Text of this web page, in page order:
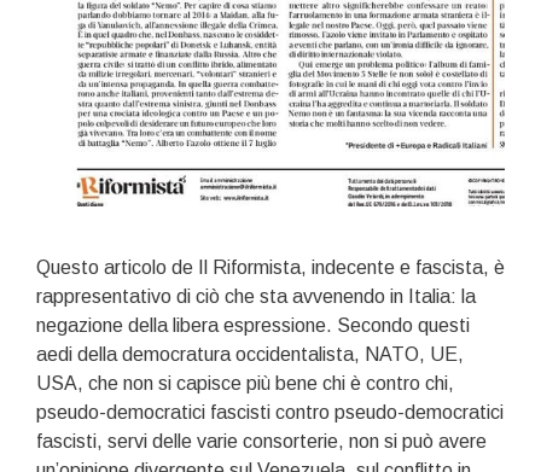
Questo articolo de Il Riformista, indecente e fascista, è
rappresentativo di ciò che sta avvenendo in Italia: la
negazione della libera espressione. Secondo questi
aedi della democratura occidentalista, NATO, UE,
USA, che non si capisce più bene chi è contro chi,
pseudo-democratici fascisti contro pseudo-democratici
fascisti, servi delle varie consorterie, non si può avere